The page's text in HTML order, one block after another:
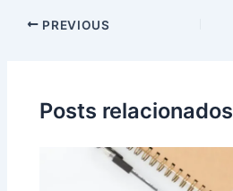
PREVIOUS
Posts relacionados